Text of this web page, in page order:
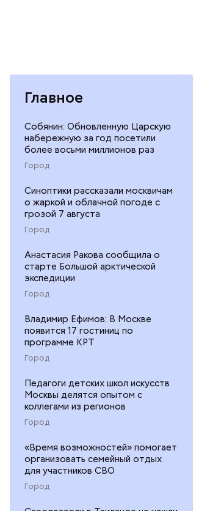
Главное
Собянин: Обновленную Царскую
набережную за год посетили
более восьми миллионов раз
Город
Синоптики рассказали москвичам
о жаркой и облачной погоде с
грозой 7 августа
Город
Анастасия Ракова сообщила о
старте Большой арктической
экспедиции
Город
Владимир Ефимов: В Москве
появится 17 гостиниц по
программе КРТ
Город
Педагоги детских школ искусств
Москвы делятся опытом с
коллегами из регионов
Город
«Время возможностей» помогает
организовать семейный отдых
для участников СВО
Город